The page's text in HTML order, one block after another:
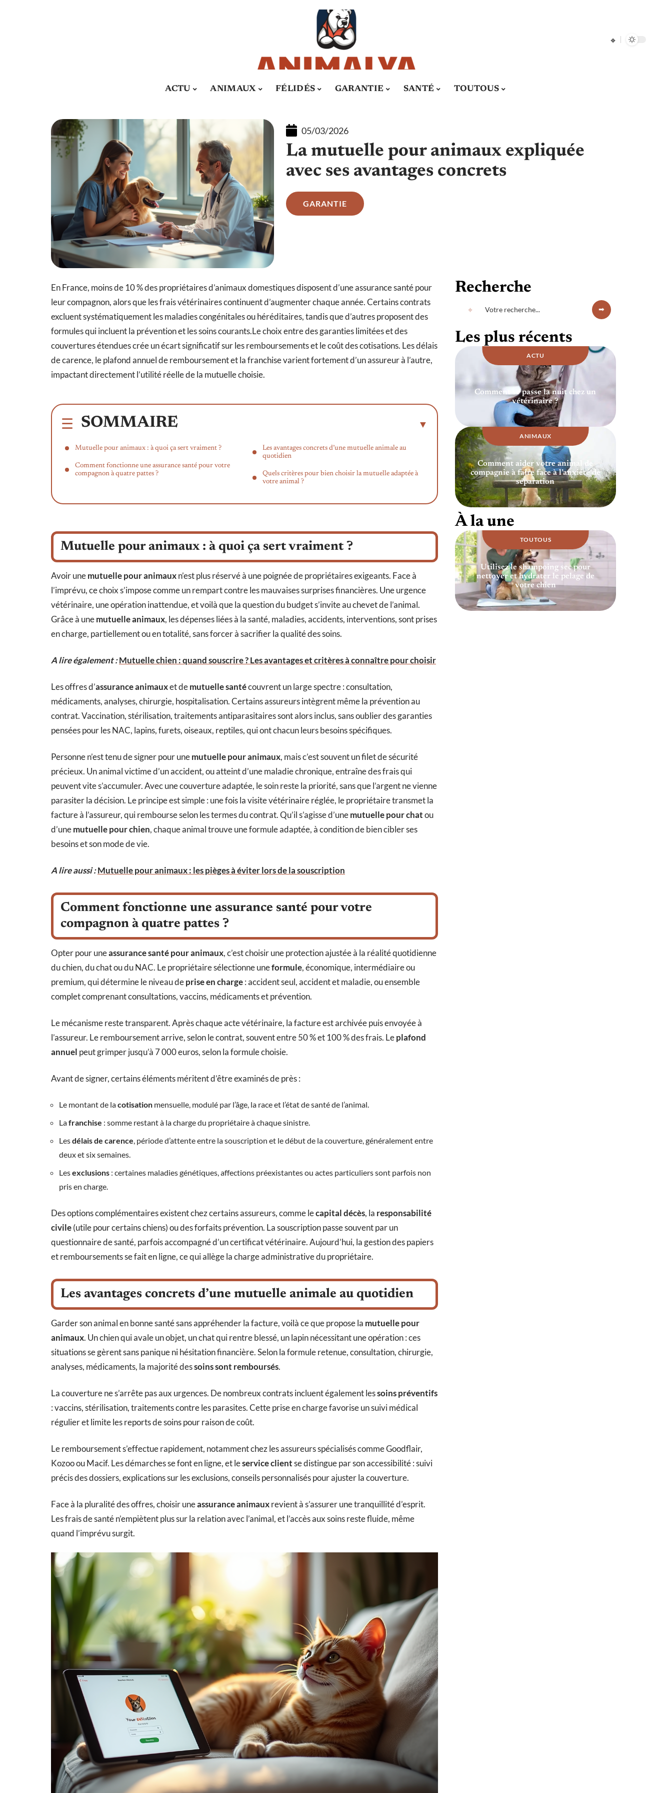
ACTU ANIMAUX FÉLIDÉS GARANTIE SANTÉ TOUTOUS
05/03/2026
La mutuelle pour animaux expliquée
avec ses avantages concrets
GARANTIE
En France, moins de 10 % des propriétaires d’animaux domestiques disposent d’une assurance santé pour
leur compagnon, alors que les frais vétérinaires continuent d’augmenter chaque année. Certains contrats
excluent systématiquement les maladies congénitales ou héréditaires, tandis que d’autres proposent des
formules qui incluent la prévention et les soins courants.Le choix entre des garanties limitées et des
couvertures étendues crée un écart significatif sur les remboursements et le coût des cotisations. Les délais
de carence, le plafond annuel de remboursement et la franchise varient fortement d’un assureur à l’autre,
impactant directement l’utilité réelle de la mutuelle choisie.
SOMMAIRE
Mutuelle pour animaux : à quoi ça sert vraiment ?
Comment fonctionne une assurance santé pour votre
compagnon à quatre pattes ?
Les avantages concrets d’une mutuelle animale au
quotidien
Quels critères pour bien choisir la mutuelle adaptée à
votre animal ?
Mutuelle pour animaux : à quoi ça sert vraiment ?
Avoir unemutuelle pour animauxn’est plus réservé à une poignée de propriétaires exigeants. Face à
l’imprévu, ce choix s’impose comme un rempart contre les mauvaises surprises financières. Une urgence
vétérinaire, une opération inattendue, et voilà que la question du budget s’invite au chevet de l’animal.
Grâce à unemutuelle animaux, les dépenses liées à la santé, maladies, accidents, interventions, sont prises
en charge, partiellement ou en totalité, sans forcer à sacrifier la qualité des soins.
A lire également :Mutuelle chien : quand souscrire ? Les avantages et critères à connaître pour choisir
Les offres d’assurance animauxet demutuelle santécouvrent un large spectre : consultation,
médicaments, analyses, chirurgie, hospitalisation. Certains assureurs intègrent même la prévention au
contrat. Vaccination, stérilisation, traitements antiparasitaires sont alors inclus, sans oublier des garanties
pensées pour les NAC, lapins, furets, oiseaux, reptiles, qui ont chacun leurs besoins spécifiques.
Personne n’est tenu de signer pour unemutuelle pour animaux, mais c’est souvent un filet de sécurité
précieux. Un animal victime d’un accident, ou atteint d’une maladie chronique, entraîne des frais qui
peuvent vite s’accumuler. Avec une couverture adaptée, le soin reste la priorité, sans que l’argent ne vienne
parasiter la décision. Le principe est simple : une fois la visite vétérinaire réglée, le propriétaire transmet la
facture à l’assureur, qui rembourse selon les termes du contrat. Qu’il s’agisse d’unemutuelle pour chatou
d’unemutuelle pour chien, chaque animal trouve une formule adaptée, à condition de bien cibler ses
besoins et son mode de vie.
A lire aussi :Mutuelle pour animaux : les pièges à éviter lors de la souscription
Comment fonctionne une assurance santé pour votre
compagnon à quatre pattes ?
Opter pour uneassurance santé pour animaux, c’est choisir une protection ajustée à la réalité quotidienne
du chien, du chat ou du NAC. Le propriétaire sélectionne uneformule, économique, intermédiaire ou
premium, qui détermine le niveau deprise en charge: accident seul, accident et maladie, ou ensemble
complet comprenant consultations, vaccins, médicaments et prévention.
Le mécanisme reste transparent. Après chaque acte vétérinaire, la facture est archivée puis envoyée à
l’assureur. Le remboursement arrive, selon le contrat, souvent entre 50 % et 100 % des frais. Leplafond
annuel peut grimper jusqu’à 7 000 euros, selon la formule choisie.
Avant de signer, certains éléments méritent d’être examinés de près :
Le montant de lacotisation mensuelle, modulé par l’âge, la race et l’état de santé de l’animal.
Lafranchise : somme restant à la charge du propriétaire à chaque sinistre.
Lesdélais de carence , période d’attente entre la souscription et le début de la couverture, généralement entre
deux et six semaines.
Lesexclusions : certaines maladies génétiques, affections préexistantes ou actes particuliers sont parfois non
pris en charge.
Des options complémentaires existent chez certains assureurs, comme lecapital décès, la responsabilité
civile(utile pour certains chiens) ou des forfaits prévention. La souscription passe souvent par un
questionnaire de santé, parfois accompagné d’un certificat vétérinaire. Aujourd’hui, la gestion des papiers
et remboursements se fait en ligne, ce qui allège la charge administrative du propriétaire.
Les avantages concrets d’une mutuelle animale au quotidien
Garder son animal en bonne santé sans appréhender la facture, voilà ce que propose la mutuelle pour
animaux. Un chien qui avale un objet, un chat qui rentre blessé, un lapin nécessitant une opération : ces
situations se gèrent sans panique ni hésitation financière. Selon la formule retenue, consultation, chirurgie,
analyses, médicaments, la majorité dessoins sont remboursés.
La couverture ne s’arrête pas aux urgences. De nombreux contrats incluent également lessoins préventifs
: vaccins, stérilisation, traitements contre les parasites. Cette prise en charge favorise un suivi médical
régulier et limite les reports de soins pour raison de coût.
Le remboursement s’effectue rapidement, notamment chez les assureurs spécialisés comme Goodflair,
Kozoo ou Macif. Les démarches se font en ligne, et leservice clientse distingue par son accessibilité : suivi
précis des dossiers, explications sur les exclusions, conseils personnalisés pour ajuster la couverture.
Face à la pluralité des offres, choisir uneassurance animauxrevient à s’assurer une tranquillité d’esprit.
Les frais de santé n’empiètent plus sur la relation avec l’animal, et l’accès aux soins reste fluide, même
quand l’imprévu surgit.
Recherche
Les plus récents
ACTU
Comment se passe la nuit chez un
vétérinaire ?
ANIMAUX
Comment aider votre animal de
compagnie à faire face à l’anxiété de
séparation
À la une
TOUTOUS
Utilisez le shampoing sec pour
nettoyer et hydrater le pelage de
votre chien